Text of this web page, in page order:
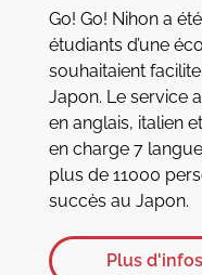
Go! Go! Nihon a
étudiants d’une
souhaitaient
Japon. Le service
en anglais, italien
en charge 7
plus de 11000
succès au Japon.
Plus d'infos